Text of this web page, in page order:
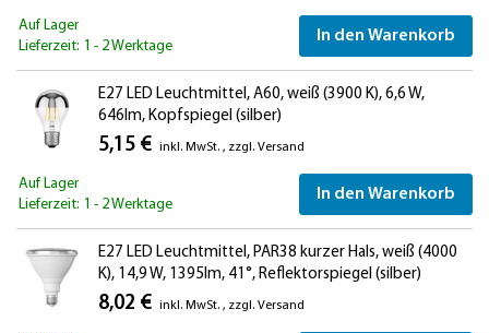
Auf Lager
Lieferzeit: 1 - 2 Werktage
In den Warenkorb
E27 LED Leuchtmittel, A60, weiß (3900 K), 6,6 W,
646lm, Kopfspiegel (silber)
5,15 € inkl. MwSt. , zzgl. Versand
Auf Lager
Lieferzeit: 1 - 2 Werktage
In den Warenkorb
E27 LED Leuchtmittel, PAR38 kurzer Hals, weiß (4000
K), 14,9 W, 1395lm, 41°, Reflektorspiegel (silber)
8,02 € inkl. MwSt. , zzgl. Versand